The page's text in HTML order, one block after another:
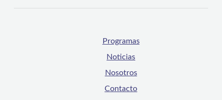
Programas
Noticias
Nosotros
Contacto